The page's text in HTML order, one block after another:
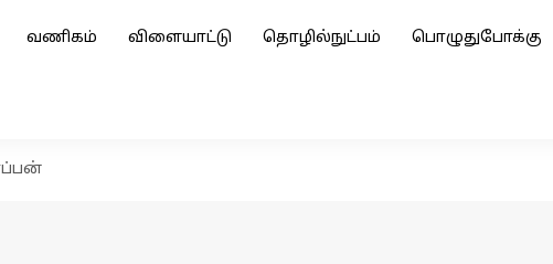
வணிகம் விளையாட்டு தொழில்நுட்பம் பொழுதுபோக்கு